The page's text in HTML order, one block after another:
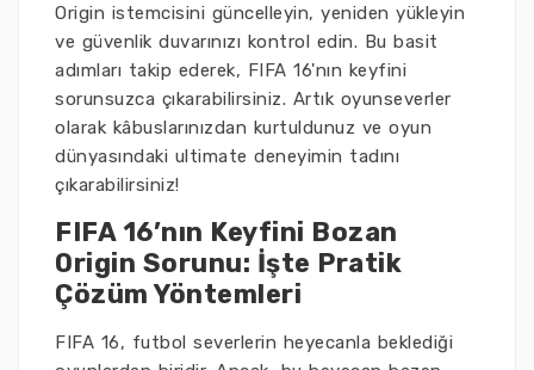
Origin istemcisini güncelleyin, yeniden yükleyin
ve güvenlik duvarınızı kontrol edin. Bu basit
adımları takip ederek, FIFA 16'nın keyfini
sorunsuzca çıkarabilirsiniz. Artık oyunseverler
olarak kâbuslarınızdan kurtuldunuz ve oyun
dünyasındaki ultimate deneyimin tadını
çıkarabilirsiniz!
FIFA 16’nın Keyfini Bozan
Origin Sorunu: İşte Pratik
Çözüm Yöntemleri
FIFA 16, futbol severlerin heyecanla beklediği